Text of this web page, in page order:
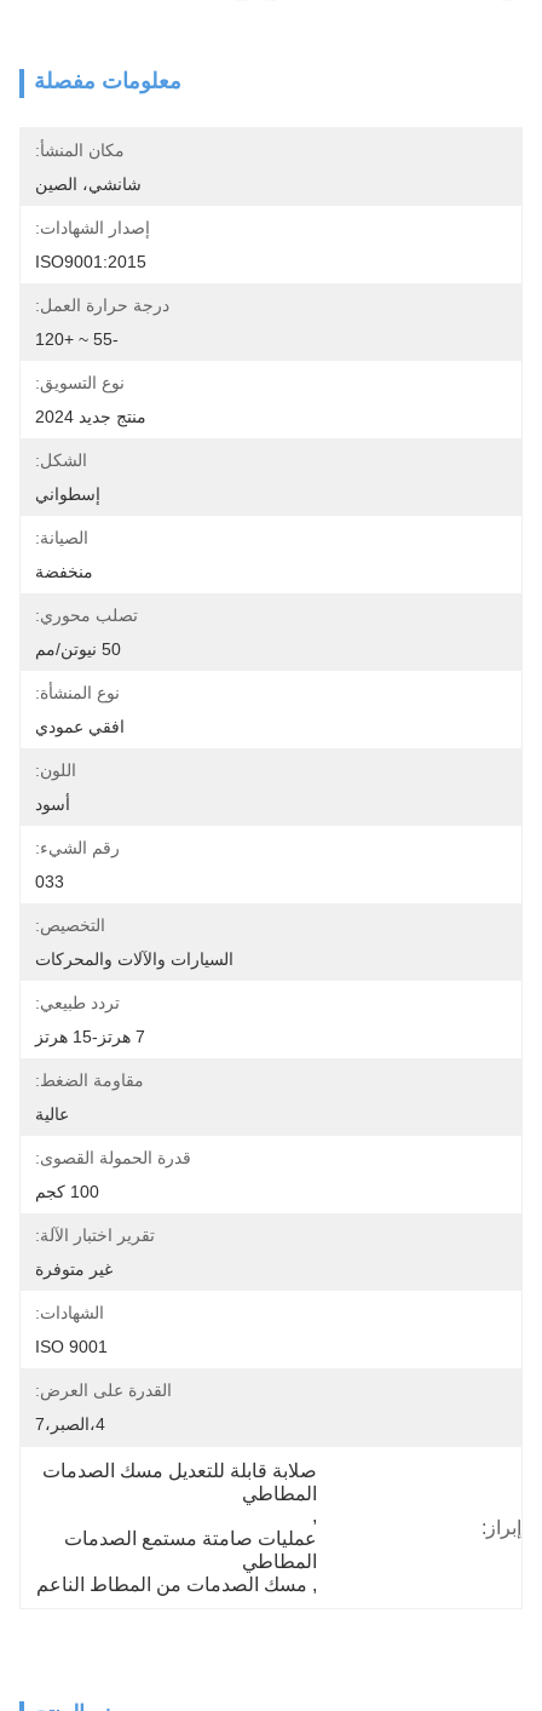
معلومات مفصلة
مكان المنشأ:
شانشي، الصين
إصدار الشهادات:
ISO9001:2015
درجة حرارة العمل:
نوع التسويق:
منتج جديد 2024
الشكل:
إسطواني
الصيانة:
منخفضة
تصلب محوري:
50 نيوتن/مم
نوع المنشأة:
افقي عمودي
اللون:
أسود
رقم الشيء:
033
التخصيص:
السيارات والآلات والمحركات
تردد طبيعي:
مقاومة الضغط:
عالية
قدرة الحمولة القصوى:
100 كجم
تقرير اختبار الآلة:
غير متوفرة
الشهادات:
ISO 9001
القدرة على العرض:
4،الصبر،7
إبراز:
صلابة قابلة للتعديل مسك الصدمات
المطاطي
,
عمليات صامتة مستمع الصدمات
المطاطي
, مسك الصدمات من المطاط الناعم